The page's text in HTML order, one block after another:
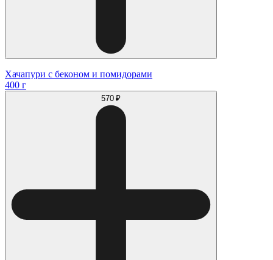
Хачапури с беконом и помидорами
400 г
570 ₽